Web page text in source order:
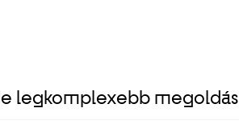
legkomplexebb megoldás